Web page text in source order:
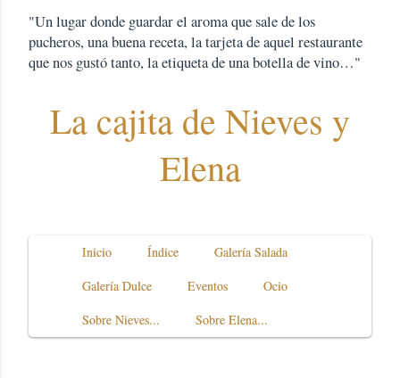
"Un lugar donde guardar el aroma que sale de los
pucheros, una buena receta, la tarjeta de aquel restaurante
que nos gustó tanto, la etiqueta de una botella de vino…"
La cajita de Nieves y
Elena
Inicio Índice
Galería Salada
Galería Dulce
Eventos
Ocio
Sobre Nieves...
Sobre Elena...